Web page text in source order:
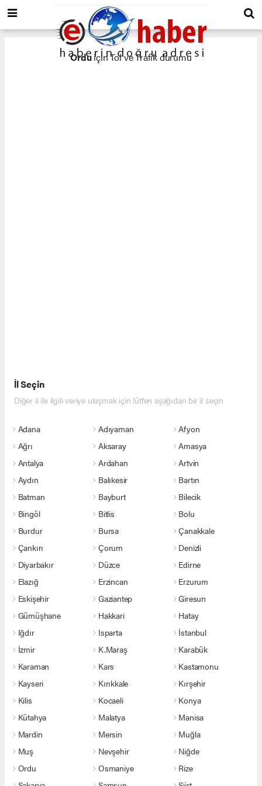
Orduiçin Tol ve Trafik durumu
İl Seçin
Diğer il ile ilgili veriye ulaşmak için lütfen aşağıdan bir il seçin
Adana Adıyaman
Afyon
Ağrı
Aksaray
Amasya
Antalya
Ardahan
Artvin
Aydın
Balıkesir
Bartın
Batman
Bayburt
Bilecik
Bingöl
Bitlis
Bolu
Burdur
Bursa
Çanakkale
Çankırı
Çorum
Denizli
Diyarbakır
Düzce
Edirne
Elazığ
Erzincan
Erzurum
Eskişehir
Gaziantep
Giresun
Gümüşhane
Hakkari
Hatay
Iğdır
Isparta
İstanbul
İzmir
K.Maraş
Karabük
Karaman
Kars
Kastamonu
Kayseri
Kırıkkale
Kırşehir
Kilis
Kocaeli
Konya
Kütahya
Malatya
Manisa
Mardin
Mersin
Muğla
Muş
Nevşehir
Niğde
Ordu
Osmaniye
Rize